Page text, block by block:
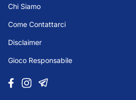
Chi Siamo
Come Contattarci
Disclaimer
Gioco Responsabile